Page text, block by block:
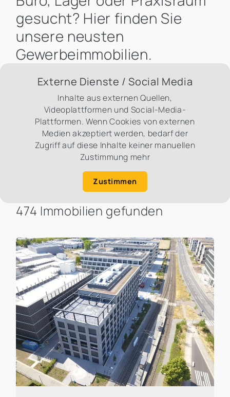
gesucht? Hier finden Sie
unsere neusten
Gewerbeimmobilien.
Externe Dienste / Social Media
Inhalte aus externen Quellen,
Videoplattformen und Social-Media-
Plattformen. Wenn Cookies von externen
Medien akzeptiert werden, bedarf der
Zugriff auf diese Inhalte keiner manuellen
Zustimmung mehr
Zustimmen
474 Immobilien gefunden